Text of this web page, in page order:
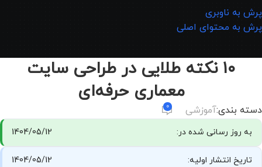
پرش به ناوبری
پرش به محتوای اصلی
۱۰ نکته طلایی در طراحی سایت
معماری حرفه‌ای
دسته بندی:آموزشی 0
به روز رسانی شده در: 1404/05/12
تاریخ انتشار اولیه: 1404/05/12